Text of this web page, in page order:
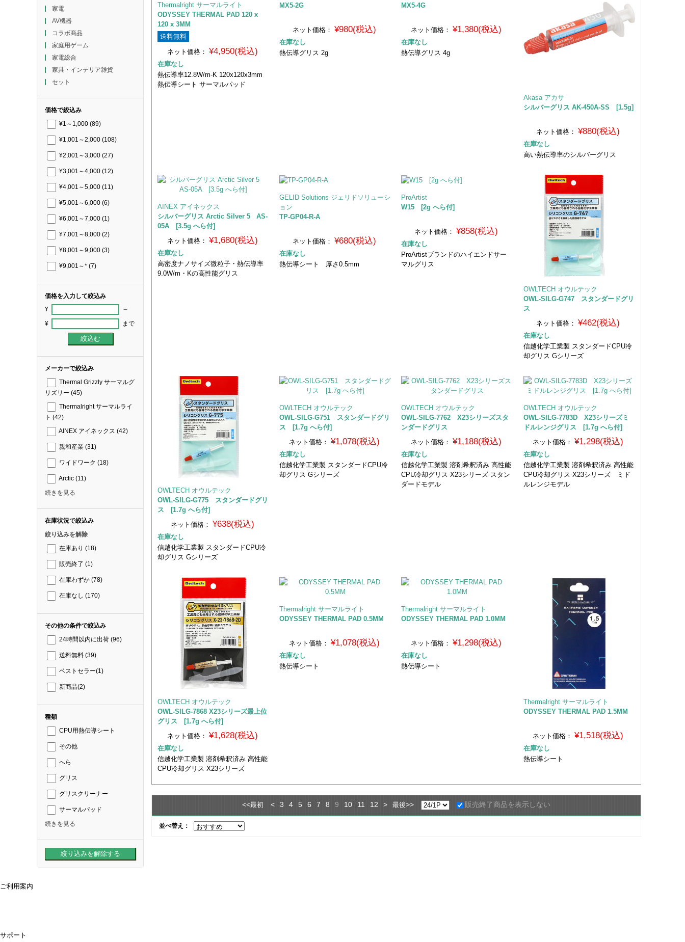
家電
AV機器
コラボ商品
家庭用ゲーム
家電総合
家具・インテリア雑貨
セット
価格で絞込み
¥1～1,000 (89)
¥1,001～2,000 (108)
¥2,001～3,000 (27)
¥3,001～4,000 (12)
¥4,001～5,000 (11)
¥5,001～6,000 (6)
¥6,001～7,000 (1)
¥7,001～8,000 (2)
¥8,001～9,000 (3)
¥9,001～* (7)
価格を入力して絞込み
¥ ～
¥ まで
メーカーで絞込み
Thermal Grizzly サーマルグ
リズリー (45)
Thermalright サーマルライ
ト (42)
AINEX アイネックス (42)
親和産業 (31)
ワイドワーク (18)
Arctic (11)
続きを見る
在庫状況で絞込み
絞り込みを解除
在庫あり (18)
販売終了 (1)
在庫わずか (78)
在庫なし (170)
その他の条件で絞込み
24時間以内に出荷 (96)
送料無料 (39)
ベストセラー(1)
新商品(2)
種類
CPU用熱伝導シート
その他
へら
グリス
グリスクリーナー
サーマルパッド
続きを見る
Thermalright サーマルライト
ODYSSEY THERMAL PAD 120 x
120 x 3MM
送料無料
ネット価格： ¥4,950(税込)
在庫なし
熱伝導率12.8W/m-K 120x120x3mm
熱伝導シート サーマルパッド
MX5-2G
ネット価格： ¥980(税込)
在庫なし
熱伝導グリス 2g
MX5-4G
ネット価格： ¥1,380(税込)
在庫なし
熱伝導グリス 4g
Akasa アカサ
シルバーグリス AK-450A-SS [1.5g]
ネット価格： ¥880(税込)
在庫なし
高い熱伝導率のシルバーグリス
AINEX アイネックス
シルバーグリス Arctic Silver 5 AS-
05A [3.5g へら付]
ネット価格： ¥1,680(税込)
在庫なし
高密度ナノサイズ微粒子・熱伝導率
9.0W/m・Kの高性能グリス
GELID Solutions ジェリドソリューシ
ョン
TP-GP04-R-A
ネット価格： ¥680(税込)
在庫なし
熱伝導シート 厚さ0.5mm
ProArtist
W15 [2g へら付]
ネット価格： ¥858(税込)
在庫なし
ProArtistブランドのハイエンドサー
マルグリス
OWLTECH オウルテック
OWL-SILG-G747 スタンダードグリ
ス
ネット価格：
¥462(税込)
在庫なし
信越化学工業製 スタンダードCPU冷
却グリス Gシリーズ
OWLTECH オウルテック
OWL-SILG-G775 スタンダードグリ
ス [1.7g へら付]
ネット価格： ¥638(税込)
在庫なし
信越化学工業製 スタンダードCPU冷
却グリス Gシリーズ
OWLTECH オウルテック
OWL-SILG-G751 スタンダードグリ
ス [1.7g へら付]
ネット価格： ¥1,078(税込)
在庫なし
信越化学工業製 スタンダードCPU冷
却グリス Gシリーズ
OWLTECH オウルテック
OWL-SILG-7762 X23シリーズスタ
ンダードグリス
ネット価格：
¥1,188(税込)
在庫なし
信越化学工業製 溶剤希釈済み 高性能
CPU冷却グリス X23シリーズ スタン
ダードモデル
OWLTECH オウルテック
OWL-SILG-7783D X23シリーズミ
ドルレンジグリス [1.7g へら付]
ネット価格：
¥1,298(税込)
在庫なし
信越化学工業製 溶剤希釈済み 高性能
CPU冷却グリス X23シリーズ ミド
ルレンジモデル
OWLTECH オウルテック
OWL-SILG-7868 X23シリーズ最上位
グリス [1.7g へら付]
ネット価格： ¥1,628(税込)
在庫なし
信越化学工業製 溶剤希釈済み 高性能
CPU冷却グリス X23シリーズ
Thermalright サーマルライト
ODYSSEY THERMAL PAD 0.5MM
ネット価格： ¥1,078(税込)
在庫なし
熱伝導シート
Thermalright サーマルライト
ODYSSEY THERMAL PAD 1.0MM
ネット価格： ¥1,298(税込)
在庫なし
熱伝導シート
Thermalright サーマルライト
ODYSSEY THERMAL PAD 1.5MM
ネット価格： ¥1,518(税込)
在庫なし
熱伝導シート
<<最初 < 3 4 5 6 7 8 9 10 11 12 > 最後>> 販売終了商品を表示しない
並べ替え：
ご利用案内
サポート